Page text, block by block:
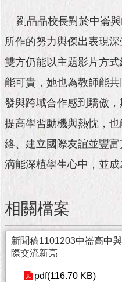
私
權
及
訊
安
全
政
RSS
聯
們
（陳
情
系
統
劉晶晶校長對於中崙與
所作的努力與傑出表現
雙方仍能以主題影片方
能可貴，她也為教師能
發與跨域合作感到驕傲
提高學習動機與熱忱，
絡、建立國際友誼並豐
滴能深植學生心中，並成
相關檔案
新聞稿1101203中崙高中
際交流新亮
pdf(116.70 KB)